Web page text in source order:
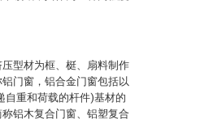
型材为框、梃、扇料制作
门窗，铝合金门窗包括以
自重和荷载的杆件)基材的
铝木复合门窗、铝塑复合